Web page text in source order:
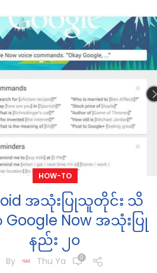
HOW-TO
အသုံးပြုသူတိုင်း သိ
Now အသုံးပြု
နည်း ၂၀
By Thu Ya 0